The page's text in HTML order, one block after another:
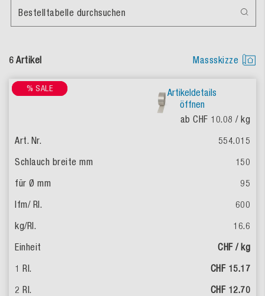
6 Artikel Massskizze
Bestelltabelle durchsuchen
Artikeldetails
öffnen
ab CHF 10.08 / kg
554.015
150
95
600
16.6
CHF / kg
CHF 15.17
CHF 12.70
% SALE
% SALE